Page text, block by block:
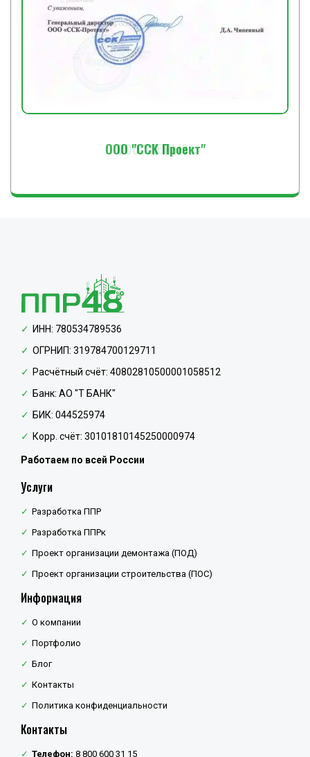
ООО "ЛЕМЬЮ"
ИНН: 780534789536
ОГРНИП: 319784700129711
Расчётный счёт: 40802810500001058512
Банк: АО "Т БАНК"
БИК: 044525974
Корр. счёт: 30101810145250000974
Работаем по всей России
Услуги
Разработка ППР
Разработка ППРк
Проект организации демонтажа (ПОД)
Проект организации строительства (ПОС)
Информация
О компании
Портфолио
Блог
Контакты
Политика конфиденциальности
Контакты
Телефон: 8 800 600 31 15